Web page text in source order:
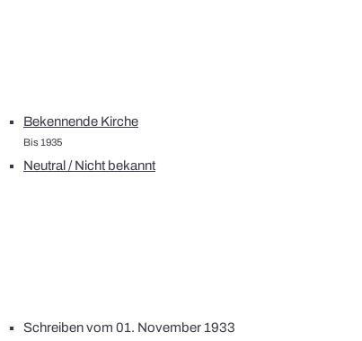
Bekennende Kirche
Bis 1935
Neutral / Nicht bekannt
Schreiben vom 01. November 1933